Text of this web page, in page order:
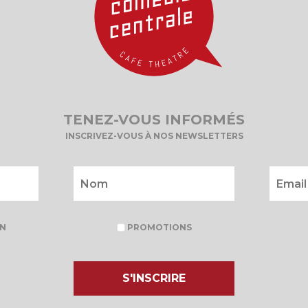
TENEZ-VOUS INFORMÉS
INSCRIVEZ-VOUS À NOS NEWSLETTERS
PROMOTIONS
S'INSCRIRE